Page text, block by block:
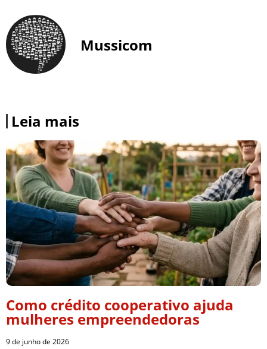
Mussicom
Leia mais
Como crédito cooperativo ajuda
mulheres empreendedoras
9 de junho de 2026